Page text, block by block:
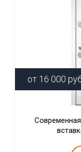
от 16 000